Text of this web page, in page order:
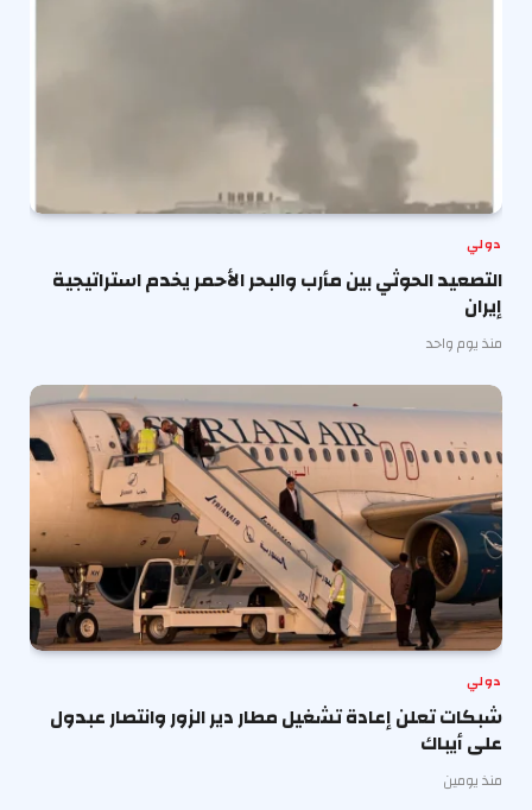
دولي
التصعيد الحوثي بين مأرب والبحر الأحمر يخدم استراتيجية
إيران
منذ يوم واحد
دولي
شبكات تعلن إعادة تشغيل مطار دير الزور وانتصار عبدول
على أيباك
منذ يومين